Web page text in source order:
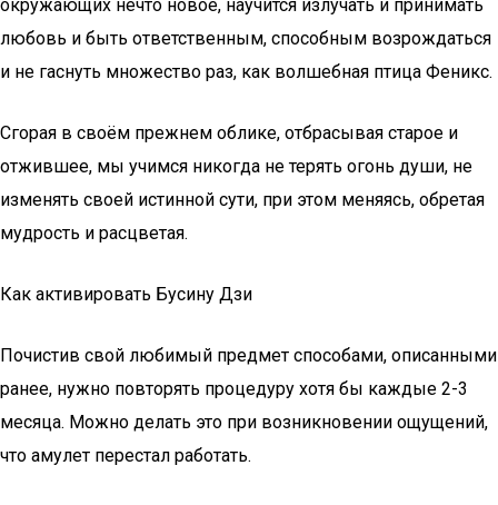
окружающих нечто новое, научится излучать и принимать
любовь и быть ответственным, способным возрождаться
и не гаснуть множество раз, как волшебная птица Феникс.
Сгорая в своём прежнем облике, отбрасывая старое и
отжившее, мы учимся никогда не терять огонь души, не
изменять своей истинной сути, при этом меняясь, обретая
мудрость и расцветая.
Как активировать Бусину Дзи
Почистив свой любимый предмет способами, описанными
ранее, нужно повторять процедуру хотя бы каждые 2-3
месяца. Можно делать это при возникновении ощущений,
что амулет перестал работать.